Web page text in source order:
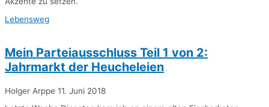
Lebensweg
Mein Parteiausschluss Teil 1 von 2:
Jahrmarkt der Heucheleien
Holger Arppe 11. Juni 2018